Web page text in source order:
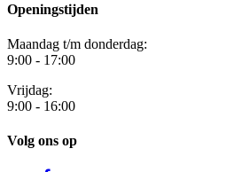
Openingstijden
Maandag t/m donderdag:
9:00 - 17:00
Vrijdag:
9:00 - 16:00
Volg ons op